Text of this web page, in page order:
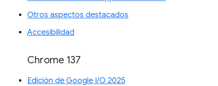
Otros aspectos destacados
Accesibilidad
Chrome 137
Edición de Google I/O 2025